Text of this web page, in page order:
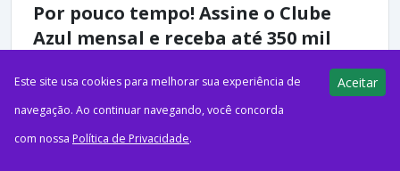
Por pouco tempo! Assine o Clube
Azul mensal e receba até 350 mil
Este site usa cookies para melhorar sua experiência de
navegação. Ao continuar navegando, você concorda
com nossa Política de Privacidade.
Aceitar